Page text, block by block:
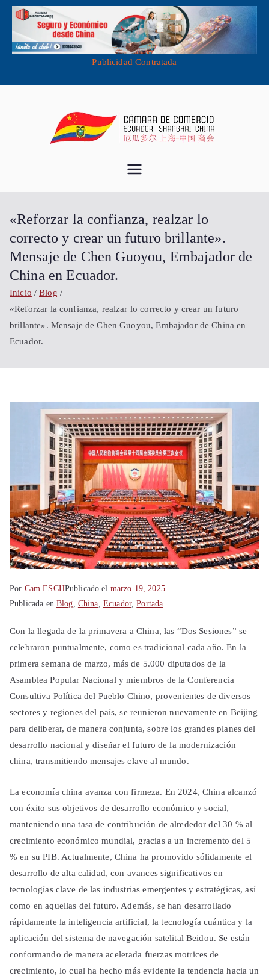
Publicidad Contratada
Comercio
Ecuador
Shanghái
China
Importa desde China - Compra en
«Reforzar la confianza, realzar lo
correcto y crear un futuro brillante».
Mensaje de Chen Guoyou, Embajador de
China en Ecuador.
Inicio
Blog
«Reforzar la confianza, realzar lo correcto y crear un futuro
brillante». Mensaje de Chen Guoyou, Embajador de China en
Ecuador.
Por Cam ESCHPublicado el marzo 19, 2025
Publicada en Blog China Ecuador,Portada
Con la llegada de la primavera a China, las “Dos Sesiones” se
celebraron puntualmente, como es tradicional cada año. En la
primera semana de marzo, más de 5.000 diputados de la
Asamblea Popular Nacional y miembros de la Conferencia
Consultiva Política del Pueblo Chino, provenientes de diversos
sectores y regiones del país, se reunieron nuevamente en Beijing
para deliberar, de manera conjunta, sobre los grandes planes del
desarrollo nacional y diseñar el futuro de la modernización
china, transmitiendo mensajes clave al mundo.
La economía china avanza con firmeza. En 2024, China alcanzó
con éxito sus objetivos de desarrollo económico y social,
manteniendo una tasa de contribución de alrededor del 30 % al
crecimiento económico mundial, gracias a un incremento del 5
% en su PIB. Actualmente, China ha promovido sólidamente el
desarrollo de alta calidad, con avances significativos en
tecnologías clave de las industrias emergentes y estratégicas, así
como en aquellas del futuro. Además, se han desarrollado
rápidamente la inteligencia artificial, la tecnología cuántica y la
aplicación del sistema de navegación satelital Beidou. Se están
conformando de manera acelerada fuerzas motrices de
crecimiento, lo cual ha hecho más evidente la tendencia hacia un